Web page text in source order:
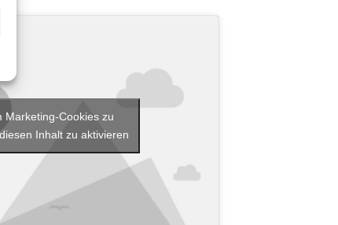
Marketing-Cookies zu
Inhalt zu aktivieren